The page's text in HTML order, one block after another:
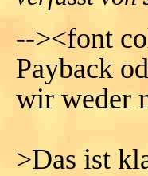
--><font
Payback
wir weder
>Das ist